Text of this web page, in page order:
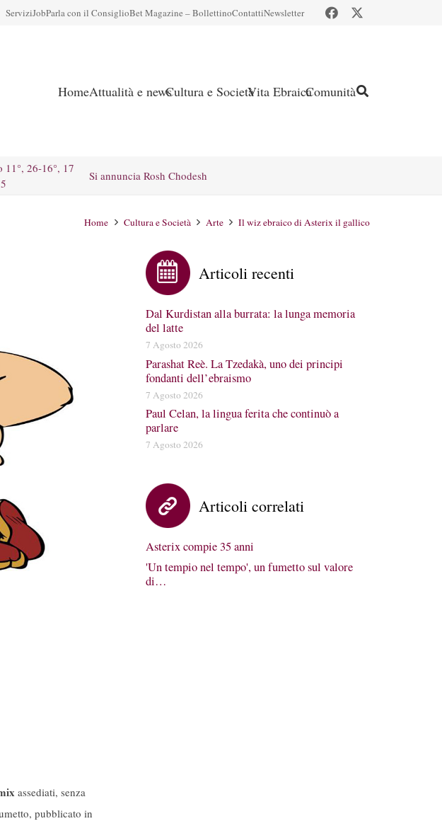
ServiziJobParla con il ConsiglioBet Magazine – BollettinoContattiNewsletter
HomeAttualità e newsCultura e SocietàVita EbraicaComunità
11°, 26-16°, 17
Si annuncia Rosh Chodesh
Home Cultura e Società Arte Il wiz ebraico di Asterix il gallico
assediati, senza
pubblicato in
Articoli recenti
Dal Kurdistan alla burrata: la lunga memoria
del latte
7 Agosto 2026
Parashat Reè. La Tzedakà, uno dei principi
fondanti dell’ebraismo
7 Agosto 2026
Paul Celan, la lingua ferita che continuò a
parlare
7 Agosto 2026
Articoli correlati
Asterix compie 35 anni
'Un tempio nel tempo', un fumetto sul valore
di…